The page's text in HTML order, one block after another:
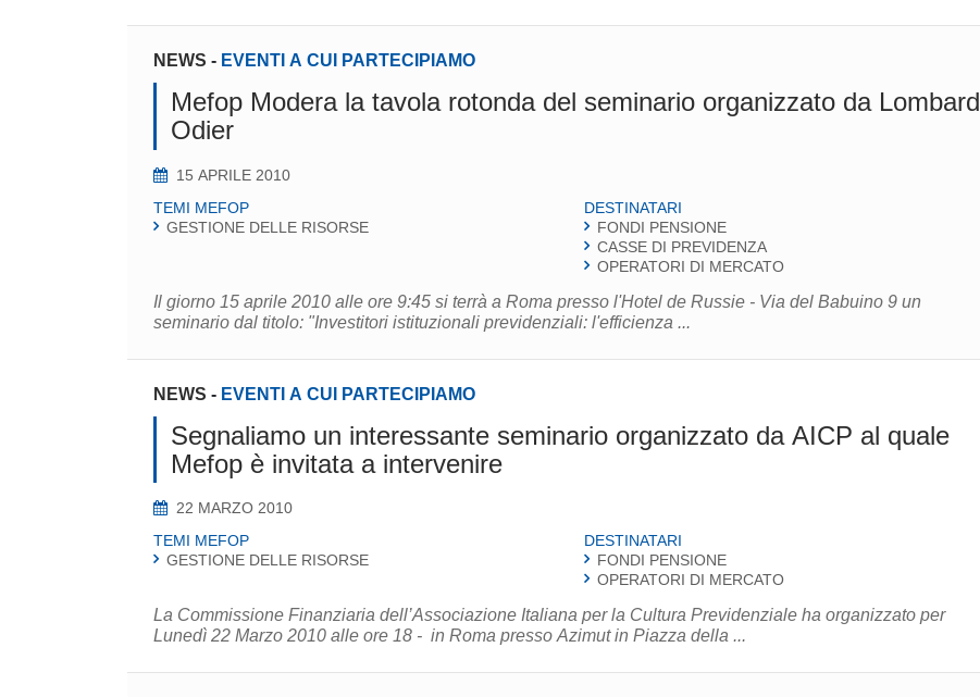
NEWS - EVENTI A CUI PARTECIPIAMO
Mefop Modera la tavola rotonda del seminario organizzato da Lombard
Odier
15 APRILE 2010
TEMI MEFOP
GESTIONE DELLE RISORSE
DESTINATARI
FONDI PENSIONE
CASSE DI PREVIDENZA
OPERATORI DI MERCATO
Il giorno 15 aprile 2010 alle ore 9:45 si terrà a Roma presso l'Hotel de Russie - Via del Babuino 9 un
seminario dal titolo: "Investitori istituzionali previdenziali: l'efficienza ...
NEWS - EVENTI A CUI PARTECIPIAMO
Segnaliamo un interessante seminario organizzato da AICP al quale
Mefop è invitata a intervenire
22 MARZO 2010
TEMI MEFOP
GESTIONE DELLE RISORSE
DESTINATARI
FONDI PENSIONE
OPERATORI DI MERCATO
La Commissione Finanziaria dell’Associazione Italiana per la Cultura Previdenziale ha organizzato per
Lunedì 22 Marzo 2010 alle ore 18 - in Roma presso Azimut in Piazza della ...